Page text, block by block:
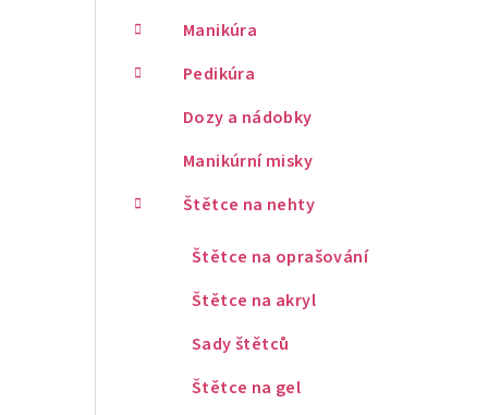
Manikúra
Pedikúra
Dozy a nádobky
Manikúrní misky
Štětce na nehty
Štětce na oprašování
Štětce na akryl
Sady štětců
Štětce na gel